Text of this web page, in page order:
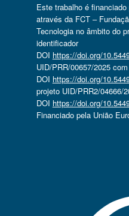
Este trabalho é
através da FCT –
Tecnologia no âmbito do
identificador
DOI https://doi.org/
UID/PRR/00657/2025
DOI https://doi.org/
projeto UID/PRR2/04666/
DOI https://doi.org/
Financiado pela União